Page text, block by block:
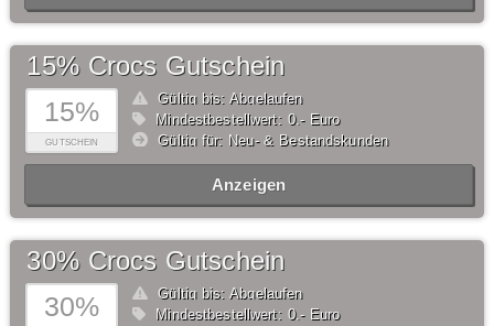
15%
GUTSCHEIN
15% Crocs Gutschein
Gültig bis: Abgelaufen
Mindestbestellwert: 0,- Euro
Gültig für: Neu- & Bestandskunden
Anzeigen
30%
30% Crocs Gutschein
Gültig bis: Abgelaufen
Mindestbestellwert: 0,- Euro